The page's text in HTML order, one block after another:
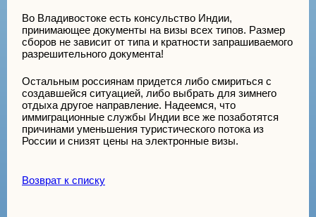
Во Владивостоке есть консульство Индии,
принимающее документы на визы всех типов. Размер
сборов не зависит от типа и кратности запрашиваемого
разрешительного документа!
Остальным россиянам придется либо смириться с
создавшейся ситуацией, либо выбрать для зимнего
отдыха другое направление. Надеемся, что
иммиграционные службы Индии все же позаботятся
причинами уменьшения туристического потока из
России и снизят цены на электронные визы.
Возврат к списку